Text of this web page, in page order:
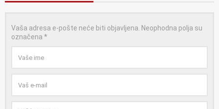
Vaša adresa e-pošte neće biti objavljena. Neophodna polja su
označena *